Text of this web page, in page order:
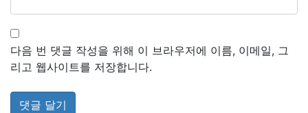
다음 번 댓글 작성을 위해 이 브라우저에 이름, 이메일, 그
리고 웹사이트를 저장합니다.